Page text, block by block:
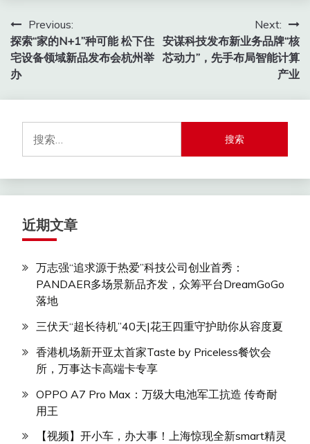
文
章
导
航
Previous:
探索“家的N+1”种可能 松下住
宅设备领域新品发布会杭州举
办
Next:
安谋科技发布新业务品牌“核
芯动力”，先手布局智能计算
产业
索：
近期文章
万志强“追求源于热爱”科技公司创业首秀：
PANDAER多场景新品齐发，众筹平台DreamGoGo
落地
三伏天“超长待机”40天|花王四重守护助你从容度夏
香港机场新开亚太首家Taste by Priceless餐饮会
所，万事达卡高端卡专享
OPPO A7 Pro Max：万级大电池军工抗造 传奇耐
用王
【视频】开小车，办大事！上海惊现全新smart精灵